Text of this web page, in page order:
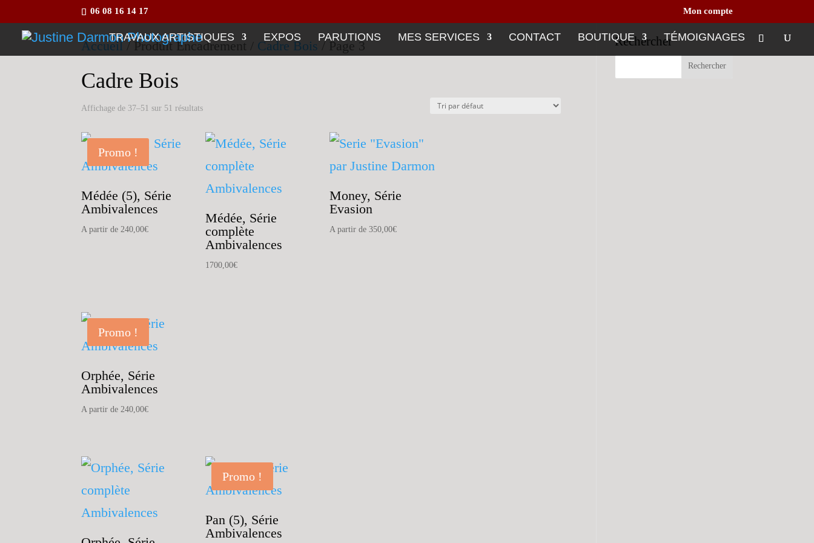
06 08 16 14 17 Mon compte
TRAVAUX ARTISTIQUES EXPOS PARUTIONS MES SERVICES CONTACT BOUTIQUE TÉMOIGNAGES
Accueil/ Produit Encadrement / Cadre Bois/ Page 3
Cadre Bois
Affichage de 37–51 sur 51 résultats
Promo !
Médée (5), Série
Ambivalences
A partir de240,00€
Médée, Série
complète
Ambivalences
1700,00€
Money, Série
Evasion
A partir de 350,00€
Promo !
Orphée, Série
Ambivalences
A partir de 240,00€
Promo !
Pan (5), Série
Ambivalences
Rechercher